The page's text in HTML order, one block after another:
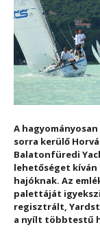
A
sorra kerülő
Balatonfüredi
lehetőséget
hajóknak. Az
palettáját
regisztrált,
a nyílt többtestű